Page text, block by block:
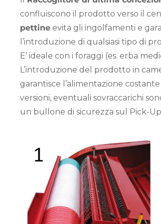
confluiscono il prodotto verso il
pettine evita gli ingolfamenti e
l’introduzione di qualsiasi tipo di
E’ ideale con i foraggi (es. erba
L’introduzione del prodotto in
garantisce l’alimentazione
versioni, eventuali sovraccarichi
un bullone di sicurezza sul Pick-